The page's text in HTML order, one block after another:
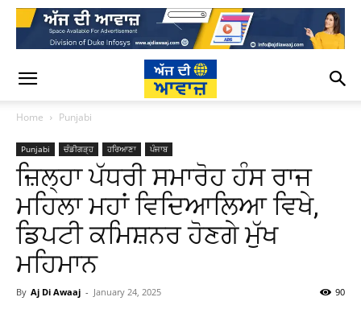
Home Punjabi
Punjabi ਚੰਡੀਗੜ੍ਹ ਹਰਿਆਣਾ ਪੰਜਾਬ
ਜ਼ਿਲ੍ਹਾ ਪੱਧਰੀ ਸਮਾਰੋਹ ਹੰਸ ਰਾਜ
ਮਹਿਲਾ ਮਹਾਂ ਵਿਦਿਆਲਿਆ ਵਿਖੇ,
ਡਿਪਟੀ ਕਮਿਸ਼ਨਰ ਹੋਣਗੇ ਮੁੱਖ
ਮਹਿਮਾਨ
By Aj Di Awaaj - January 24, 2025 90